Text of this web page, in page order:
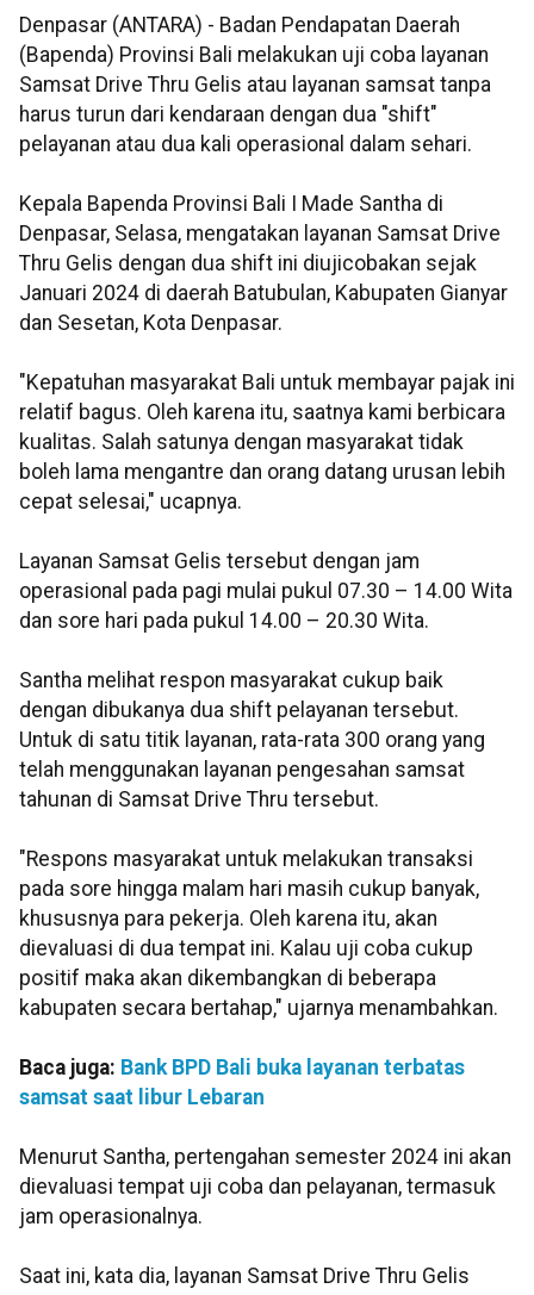
Denpasar (ANTARA) - Badan Pendapatan Daerah
(Bapenda) Provinsi Bali melakukan uji coba layanan
Samsat Drive Thru Gelis atau layanan samsat tanpa
harus turun dari kendaraan dengan dua "shift"
pelayanan atau dua kali operasional dalam sehari.
Kepala Bapenda Provinsi Bali I Made Santha di
Denpasar, Selasa, mengatakan layanan Samsat Drive
Thru Gelis dengan dua shift ini diujicobakan sejak
Januari 2024 di daerah Batubulan, Kabupaten Gianyar
dan Sesetan, Kota Denpasar.
"Kepatuhan masyarakat Bali untuk membayar pajak ini
relatif bagus. Oleh karena itu, saatnya kami berbicara
kualitas. Salah satunya dengan masyarakat tidak
boleh lama mengantre dan orang datang urusan lebih
cepat selesai," ucapnya.
Layanan Samsat Gelis tersebut dengan jam
operasional pada pagi mulai pukul 07.30 – 14.00 Wita
dan sore hari pada pukul 14.00 – 20.30 Wita.
Santha melihat respon masyarakat cukup baik
dengan dibukanya dua shift pelayanan tersebut.
Untuk di satu titik layanan, rata-rata 300 orang yang
telah menggunakan layanan pengesahan samsat
tahunan di Samsat Drive Thru tersebut.
"Respons masyarakat untuk melakukan transaksi
pada sore hingga malam hari masih cukup banyak,
khususnya para pekerja. Oleh karena itu, akan
dievaluasi di dua tempat ini. Kalau uji coba cukup
positif maka akan dikembangkan di beberapa
kabupaten secara bertahap," ujarnya menambahkan.
Baca juga: Bank BPD Bali buka layanan terbatas
samsat saat libur Lebaran
Menurut Santha, pertengahan semester 2024 ini akan
dievaluasi tempat uji coba dan pelayanan, termasuk
jam operasionalnya.
Saat ini, kata dia, layanan Samsat Drive Thru Gelis